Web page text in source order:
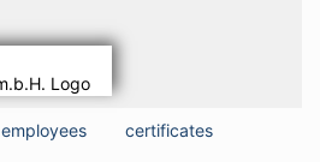
employees certificates